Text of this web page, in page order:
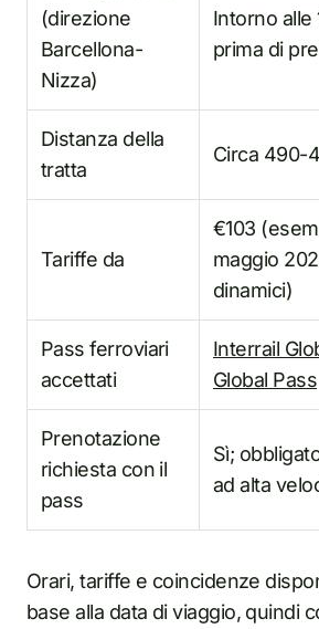
(direzione
Barcellona-
Nizza)
Intorno alle
prima di
Distanza della
tratta
Circa 490-
Tariffe da
€103
maggio
dinamici)
Pass ferroviari
accettati
Interrail
Global Pass
Prenotazione
richiesta con il
pass
Sì;
ad alta
Orari, tariffe e coincidenze
base alla data di viaggio, quindi